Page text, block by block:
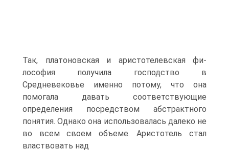
Так, платоновская и аристотелевская фи­
лософия получила господство в
Средневековье именно потому, что она
помогала давать соответствующие
определения посред­ством абстрактного
понятия. Однако она использовалась дале­ко не
во всем своем объеме. Аристотель стал
властвовать над